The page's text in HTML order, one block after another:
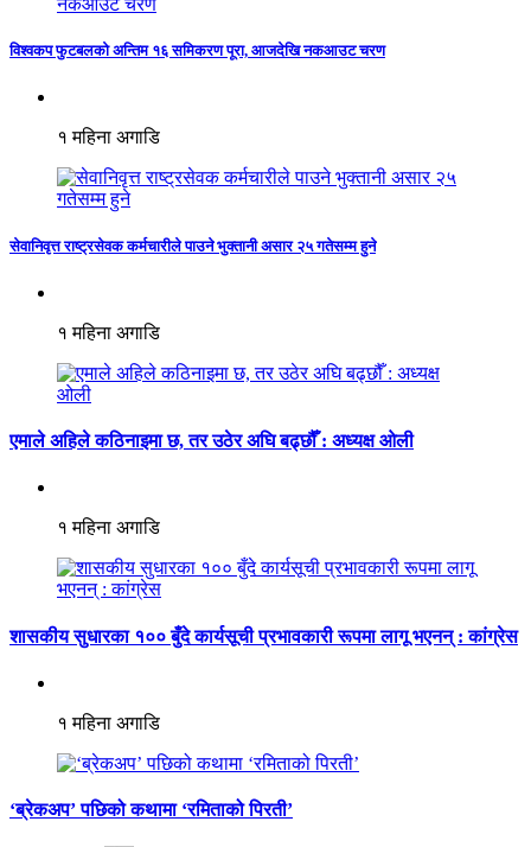
विश्वकप फुटबलको अन्तिम १६ समिकरण पूरा, आजदेखि नकआउट चरण
१ महिना अगाडि
सेवानिवृत्त राष्ट्रसेवक कर्मचारीले पाउने भुक्तानी असार २५ गतेसम्म हुने
१ महिना अगाडि
एमाले अहिले कठिनाइमा छ, तर उठेर अघि बढ्छौँ : अध्यक्ष ओली
१ महिना अगाडि
शासकीय सुधारका १०० बुँदे कार्यसूची प्रभावकारी रूपमा लागू भएनन् : कांग्रेस
१ महिना अगाडि
‘ब्रेकअप’ पछिको कथामा ‘रमिताको पिरती’